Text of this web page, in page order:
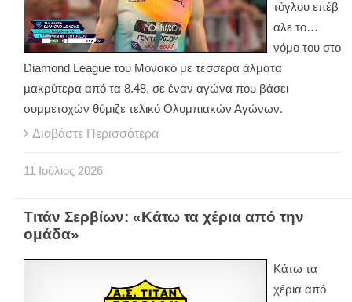
τόγλου επέβ
αλε το…
νόμο του στο
Diamond League του Μονακό με τέσσερα άλματα
μακρύτερα από τα 8.48, σε έναν αγώνα που βάσει
συμμετοχών θύμιζε τελικό Ολυμπιακών Αγώνων.
Διαβάστε Περισσότερα
11 Ιούλιος 2026
Τιτάν Σερβίων: «Κάτω τα χέρια από την
ομάδα»
Κάτω τα
χέρια από